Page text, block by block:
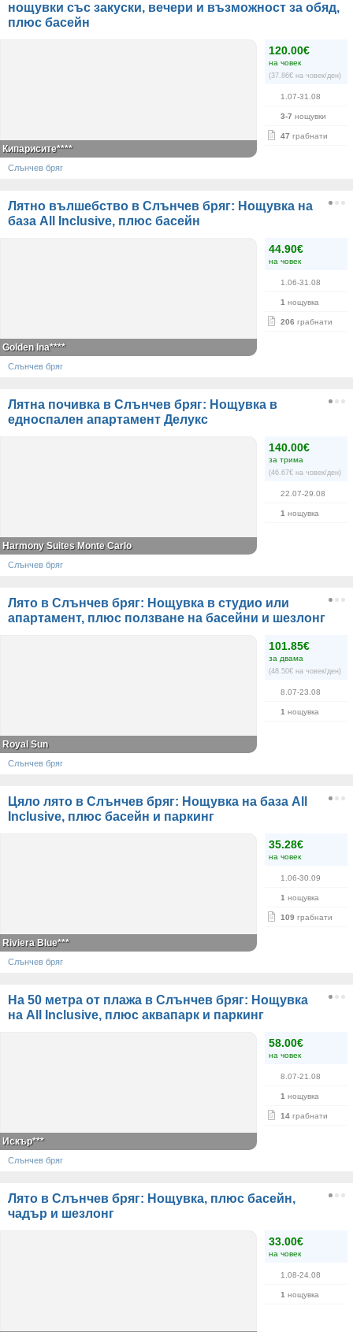
нощувки със закуски, вечери и възможност за обяд,
плюс басейн
120.00€
на човек
(37.86€ на човек/ден)
1.07-31.08
3-7 нощувки
47 грабнати
Кипарисите****
Слънчев бряг
Лятно вълшебство в Слънчев бряг: Нощувка на
база All Inclusive, плюс басейн
44.90€
на човек
1.06-31.08
1 нощувка
206 грабнати
Golden Ina****
Слънчев бряг
Лятна почивка в Слънчев бряг: Нощувка в
едноспален апартамент Делукс
140.00€
за трима
(46.67€ на човек/ден)
22.07-29.08
1 нощувка
Harmony Suites Monte Carlo
Слънчев бряг
Лято в Слънчев бряг: Нощувка в студио или
апартамент, плюс ползване на басейни и шезлонг
101.85€
за двама
(48.50€ на човек/ден)
8.07-23.08
1 нощувка
Royal Sun
Слънчев бряг
Цяло лято в Слънчев бряг: Нощувка на база All
Inclusive, плюс басейн и паркинг
35.28€
на човек
1.06-30.09
1 нощувка
109 грабнати
Riviera Blue***
Слънчев бряг
На 50 метра от плажа в Слънчев бряг: Нощувка
на All Inclusive, плюс аквапарк и паркинг
58.00€
на човек
8.07-21.08
1 нощувка
14 грабнати
Искър***
Слънчев бряг
Лято в Слънчев бряг: Нощувка, плюс басейн,
чадър и шезлонг
33.00€
на човек
1.08-24.08
1 нощувка